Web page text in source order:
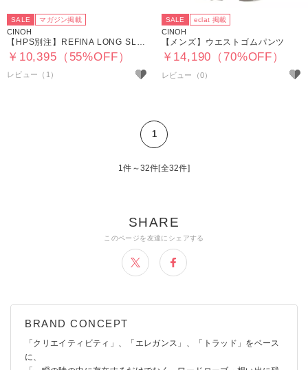
SALE マガジン掲載
CINOH
￥10,395（55%OFF）
レビュー（1）
SALE eclat 掲載
CINOH
【メンズ】ウエストゴムパンツ
￥14,190（70%OFF）
1
1件～32件[全32件]
「クリエイティビティ」、「エレガンス」、「トラッド」をベース
に、